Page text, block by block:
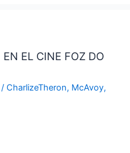
EL CINE FOZ DO
/ CharlizeTheron, McAvoy,